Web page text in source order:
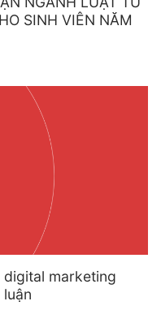
SINH VIÊN NĂM
marketing